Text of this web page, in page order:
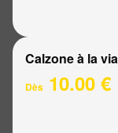
Calzone à la
Dès 10.00 €